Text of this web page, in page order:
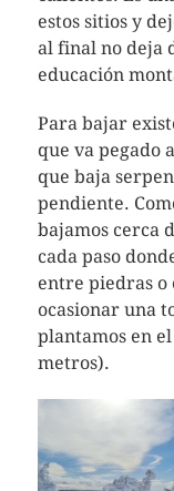
estos sitios y
al final no deja
educación
Para bajar
que va pegado
que baja
pendiente.
bajamos cerca
cada paso
entre piedras o
ocasionar una
plantamos en
metros).